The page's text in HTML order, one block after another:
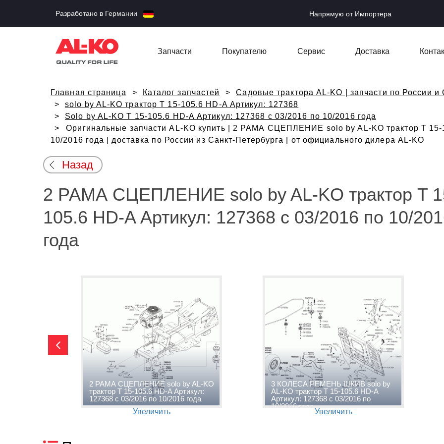
Разработано в Германии Напрямую от Импортера
Запчасти Покупателю Сервис Доставка
Главная страница Каталог запчастей
Садовые трактора AL-KO | запчасти по России
solo by AL-KO трактор T 15-105.6 HD-A Артикул: 127368
Solo by AL-KO T 15-105.6 HD-A Артикул: 127368 с 03/2016 по 10/2016 года
Оригинальные запчасти AL-KO купить | 2 РАМА СЦЕПЛЕНИЕ solo by AL-KO трактор T 15-
10/2016 года | доставка по России из Санкт-Петербурга | от официального дилера AL-KO
Назад
2 РАМА СЦЕПЛЕНИЕ solo by AL-KO трактор T
105.6 HD-A Артикул: 127368 с 03/2016 по 10/
года
2 РАМА СЦЕПЛЕНИЕ solo by AL-KO
трактор T 15-105.6 HD-A Артикул:
127368 с 03/2016 по 10/2016 года
Увеличить
3 КОЛЕСА РЕМЕНЬ ШКИВ solo by
AL-KO трактор T 15-105.6 HD-A
Артикул: 127368 с 03/2016 по
10/2016 года
Увеличить